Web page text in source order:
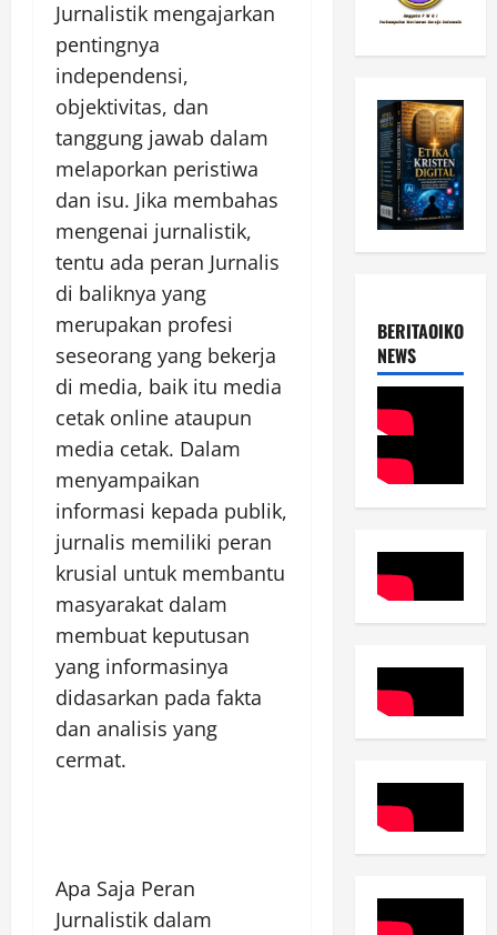
Jurnalistik mengajarkan
pentingnya
independensi,
objektivitas, dan
tanggung jawab dalam
melaporkan peristiwa
dan isu. Jika membahas
mengenai jurnalistik,
tentu ada peran Jurnalis
di baliknya yang
merupakan profesi
seseorang yang bekerja
di media, baik itu media
cetak online ataupun
media cetak. Dalam
menyampaikan
informasi kepada publik,
jurnalis memiliki peran
krusial untuk membantu
masyarakat dalam
membuat keputusan
yang informasinya
didasarkan pada fakta
dan analisis yang
cermat.
Apa Saja Peran
Jurnalistik dalam
NEWS